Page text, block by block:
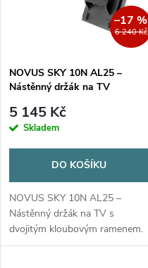
ů
6 240 Kč
–17 %
NOVUS SKY 10N AL25 –
Nástěnný držák na TV
5 145 Kč
Skladem
DO KOŠÍKU
NOVUS SKY 10N AL25 –
Nástěnný držák na TV s
dvojitým kloubovým ramenem.
Nosnost 7,5 kg, délka ramene